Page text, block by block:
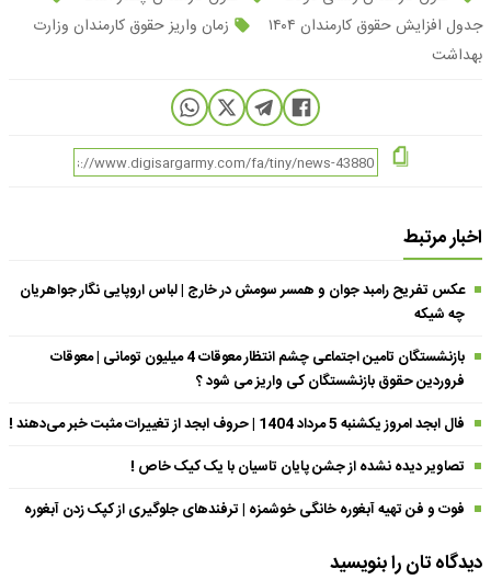
جدول افزایش حقوق کارمندان ۱۴۰۴
زمان واریز حقوق کارمندان وزارت
بهداشت
اخبار مرتبط
عکس تفریح رامبد جوان و همسر سومش در خارج | لباس اروپایی نگار جواهریان
چه شیکه
بازنشستگان تامین اجتماعی چشم انتظار معوقات 4 میلیون تومانی | معوقات
فروردین حقوق بازنشستگان کی واریز می شود ؟
فال ابجد امروز یکشنبه 5 مرداد 1404 | حروف ابجد از تغییرات مثبت خبر می‌دهند !
تصاویر دیده نشده از جشن پایان تاسیان با یک کیک خاص !
فوت و فن تهیه آبغوره خانگی خوشمزه | ترفندهای جلوگیری از کپک زدن آبغوره
دیدگاه تان را بنویسید